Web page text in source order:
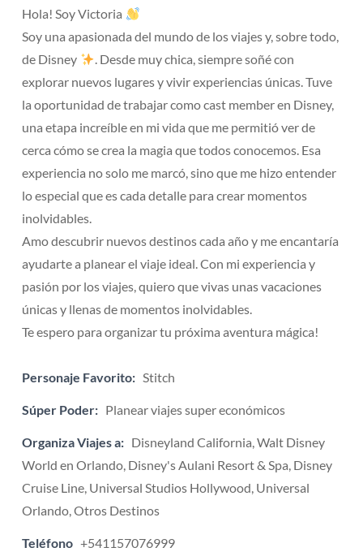
Hola! Soy Victoria
Soy una apasionada del mundo de los viajes y, sobre todo,
de Disney
. Desde muy chica, siempre soñé con
explorar nuevos lugares y vivir experiencias únicas. Tuve
la oportunidad de trabajar como cast member en Disney,
una etapa increíble en mi vida que me permitió ver de
cerca cómo se crea la magia que todos conocemos. Esa
experiencia no solo me marcó, sino que me hizo entender
lo especial que es cada detalle para crear momentos
inolvidables.
Amo descubrir nuevos destinos cada año y me encantaría
ayudarte a planear el viaje ideal. Con mi experiencia y
pasión por los viajes, quiero que vivas unas vacaciones
únicas y llenas de momentos inolvidables.
Te espero para organizar tu próxima aventura mágica!
Personaje Favorito: Stitch
Súper Poder: Planear viajes super económicos
Organiza Viajes a: Disneyland California, Walt Disney
World en Orlando, Disney's Aulani Resort & Spa, Disney
Cruise Line, Universal Studios Hollywood, Universal
Orlando, Otros Destinos
Teléfono +541157076999